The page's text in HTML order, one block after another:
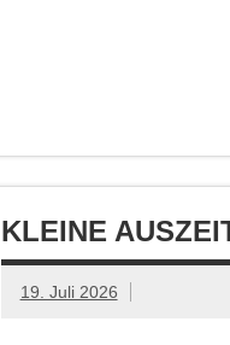
KLEINE
19. Juli 2026